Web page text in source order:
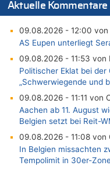
Aktuelle Kommentare
09.08.2026 - 12:00 von
AS Eupen unterliegt
09.08.2026 - 11:53 von
Politischer Eklat bei der
„Schwerwiegende und
09.08.2026 - 11:11 von
Aachen ab 11. August
Belgien setzt bei Reit-
09.08.2026 - 11:08 von
In Belgien missachten
Tempolimit in 30er-